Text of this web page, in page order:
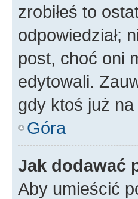
zrobiłeś to
odpowiedział;
post, choć oni
edytowali.
gdy ktoś już na
Góra
Jak dodawać
Aby umieścić